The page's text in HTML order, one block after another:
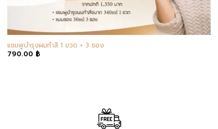
แชมพูบำรุงผมทำสี 1 ขวด + 3 ซอง
790.00 ฿